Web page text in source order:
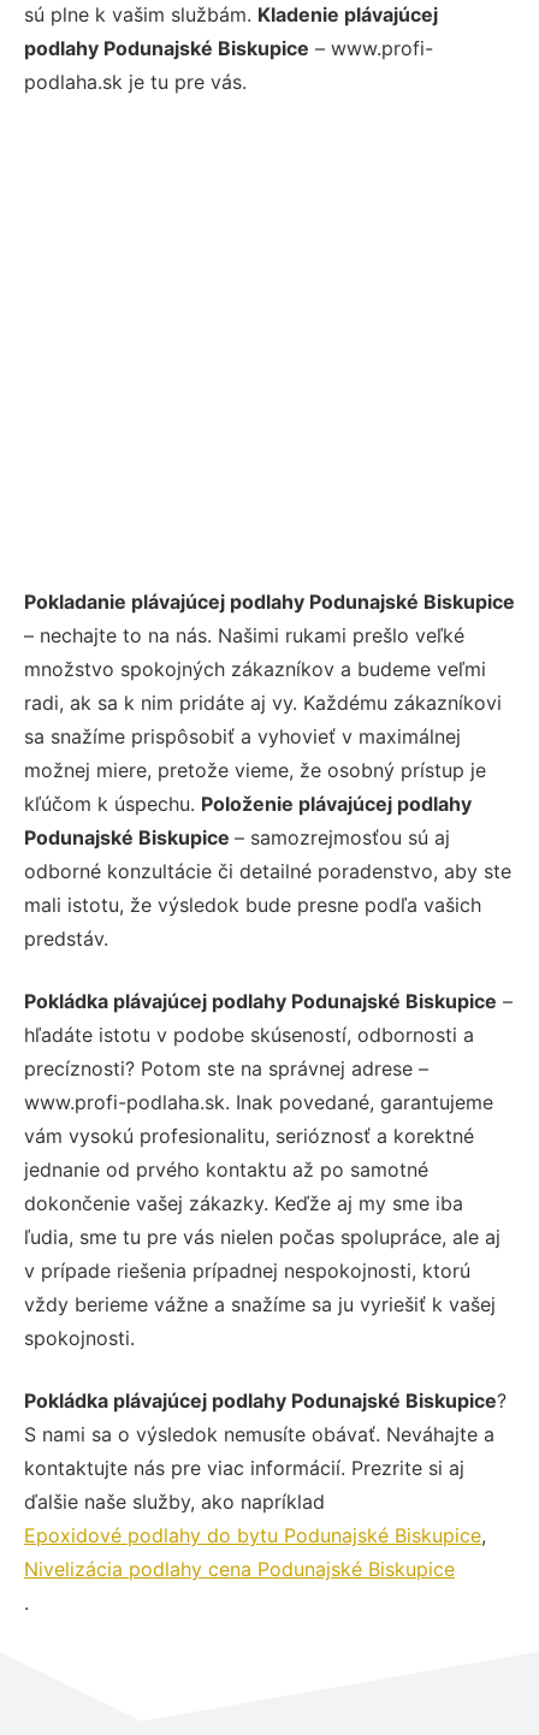
sú plne k vašim službám. Kladenie plávajúcej
podlahy Podunajské Biskupice – www.profi-
podlaha.sk je tu pre vás.
Pokladanie plávajúcej podlahy Podunajské Biskupice
– nechajte to na nás. Našimi rukami prešlo veľké
množstvo spokojných zákazníkov a budeme veľmi
radi, ak sa k nim pridáte aj vy. Každému zákazníkovi
sa snažíme prispôsobiť a vyhovieť v maximálnej
možnej miere, pretože vieme, že osobný prístup je
kľúčom k úspechu. Položenie plávajúcej podlahy
Podunajské Biskupice – samozrejmosťou sú aj
odborné konzultácie či detailné poradenstvo, aby ste
mali istotu, že výsledok bude presne podľa vašich
predstáv.
Pokládka plávajúcej podlahy Podunajské Biskupice –
hľadáte istotu v podobe skúseností, odbornosti a
precíznosti? Potom ste na správnej adrese –
www.profi-podlaha.sk. Inak povedané, garantujeme
vám vysokú profesionalitu, serióznosť a korektné
jednanie od prvého kontaktu až po samotné
dokončenie vašej zákazky. Keďže aj my sme iba
ľudia, sme tu pre vás nielen počas spolupráce, ale aj
v prípade riešenia prípadnej nespokojnosti, ktorú
vždy berieme vážne a snažíme sa ju vyriešiť k vašej
spokojnosti.
Pokládka plávajúcej podlahy Podunajské Biskupice?
S nami sa o výsledok nemusíte obávať. Neváhajte a
kontaktujte nás pre viac informácií. Prezrite si aj
ďalšie naše služby, ako napríklad
Epoxidové podlahy do bytu Podunajské Biskupice,
Nivelizácia podlahy cena Podunajské Biskupice
.